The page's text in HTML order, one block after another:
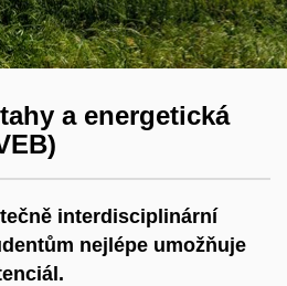
a energetická
interdisciplinární
nejlépe umožňuje